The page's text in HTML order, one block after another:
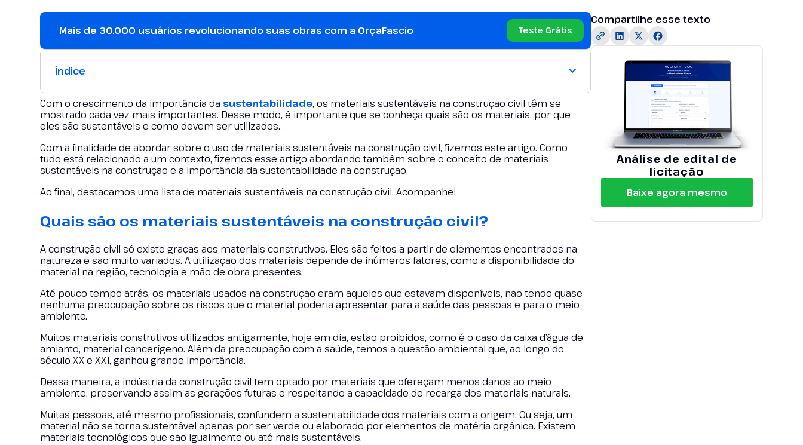
Mais de 30.000 usuários revolucionando suas obras com a OrçaFascio Teste Grátis
Índice
Com o crescimento da importância da sustentabilidade, os materiais sustentáveis na construção civil têm se
mostrado cada vez mais importantes. Desse modo, é importante que se conheça quais são os materiais, por que
eles são sustentáveis e como devem ser utilizados.
Com a finalidade de abordar sobre o uso de materiais sustentáveis na construção civil, fizemos este artigo. Como
tudo está relacionado a um contexto, fizemos esse artigo abordando também sobre o conceito de materiais
sustentáveis na construção e a importância da sustentabilidade na construção.
Ao final, destacamos uma lista de materiais sustentáveis na construção civil. Acompanhe!
Quais são os materiais sustentáveis na construção civil?
A construção civil só existe graças aos materiais construtivos. Eles são feitos a partir de elementos encontrados na
natureza e são muito variados. A utilização dos materiais depende de inúmeros fatores, como a disponibilidade do
material na região, tecnologia e mão de obra presentes.
Até pouco tempo atrás, os materiais usados na construção eram aqueles que estavam disponíveis, não tendo quase
nenhuma preocupação sobre os riscos que o material poderia apresentar para a saúde das pessoas e para o meio
ambiente.
Muitos materiais construtivos utilizados antigamente, hoje em dia, estão proibidos, como é o caso da caixa d’água de
amianto, material cancerígeno. Além da preocupação com a saúde, temos a questão ambiental que, ao longo do
século XX e XXI, ganhou grande importância.
Dessa maneira, a indústria da construção civil tem optado por materiais que ofereçam menos danos ao meio
ambiente, preservando assim as gerações futuras e respeitando a capacidade de recarga dos materiais naturais.
Muitas pessoas, até mesmo profissionais, confundem a sustentabilidade dos materiais com a origem. Ou seja, um
material não se torna sustentável apenas por ser verde ou elaborado por elementos de matéria orgânica. Existem
materiais tecnológicos que são igualmente ou até mais sustentáveis.
Compartilhe esse texto
Análise de edital de
licitação
Baixe agora mesmo